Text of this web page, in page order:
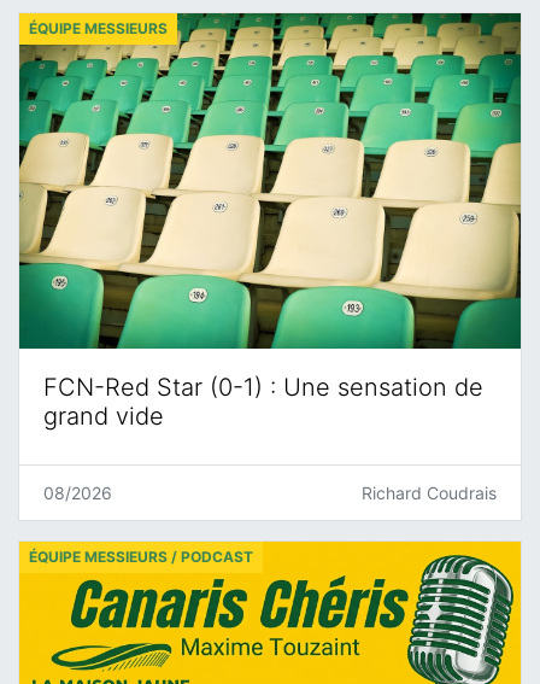
FCN-Red Star (0-1) : Une sensation de
grand vide
ÉQUIPE MESSIEURS
08/2026 Richard Coudrais
ÉQUIPE MESSIEURS / PODCAST